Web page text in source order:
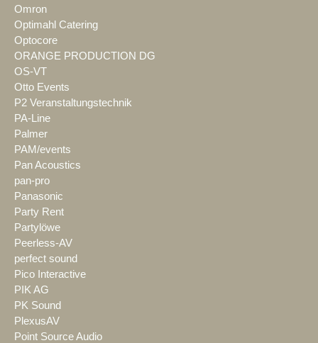
Omron
Optimahl Catering
Optocore
ORANGE PRODUCTION DG
OS-VT
Otto Events
P2 Veranstaltungstechnik
PA-Line
Palmer
PAM/events
Pan Acoustics
pan-pro
Panasonic
Party Rent
Partylöwe
Peerless-AV
perfect sound
Pico Interactive
PIK AG
PK Sound
PlexusAV
Point Source Audio